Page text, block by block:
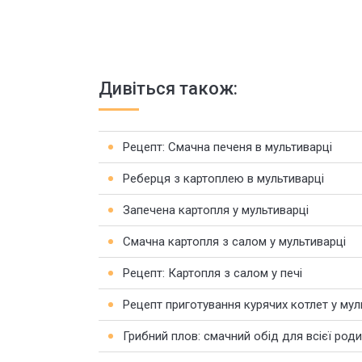
Дивіться також:
Рецепт: Смачна печеня в мультиварці
Реберця з картоплею в мультиварці
Запечена картопля у мультиварці
Смачна картопля з салом у мультиварці
Рецепт: Картопля з салом у печі
Рецепт приготування курячих котлет у
Грибний плов: смачний обід для всієї